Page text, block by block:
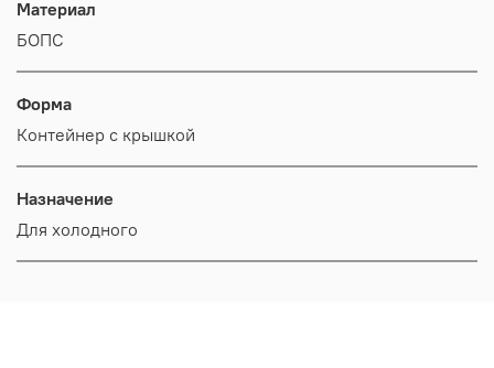
Материал
БОПС
Форма
Контейнер с крышкой
Назначение
Для холодного